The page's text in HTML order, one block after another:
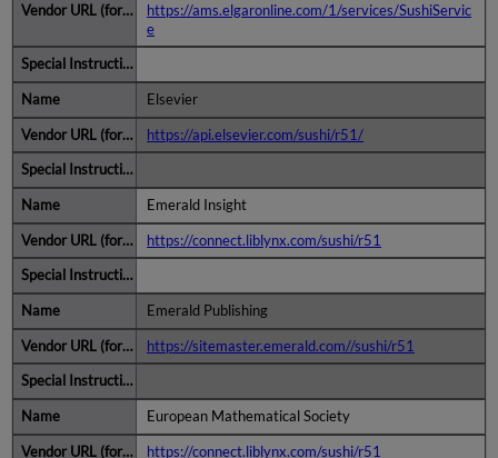
https://ams.elgaronline.com/1/services/SushiServic
e
Elsevier
https://api.elsevier.com/sushi/r51/
Emerald Insight
https://connect.liblynx.com/sushi/r51
Emerald Publishing
https://sitemaster.emerald.com//sushi/r51
European Mathematical Society
https://connect.liblynx.com/sushi/r51